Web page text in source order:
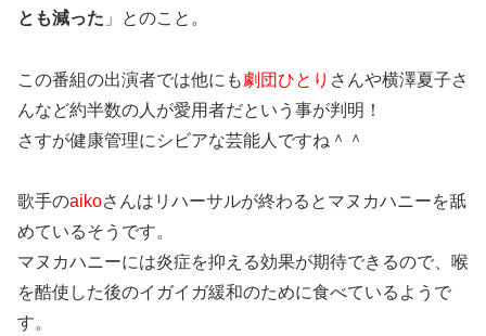
とも減った 」とのこと。
この番組の出演者では他にも劇団ひとり さんや横澤夏子さ
んなど約半数の人が愛用者だという事が判明！
さすが健康管理にシビアな芸能人ですね＾＾
歌手のaikoさんはリハーサルが終わるとマヌカハニーを舐
めているそうです。
マヌカハニーには炎症を抑える効果が期待できるので、喉
を酷使した後のイガイガ緩和のために食べているようで
す。